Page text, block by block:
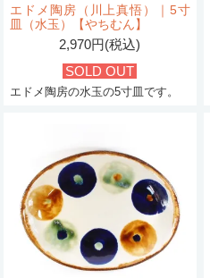
エドメ陶房（川上真悟）｜5寸
皿（水玉）【やちむん】
2,970円(税込)
SOLD OUT
エドメ陶房の水玉の5寸皿です。